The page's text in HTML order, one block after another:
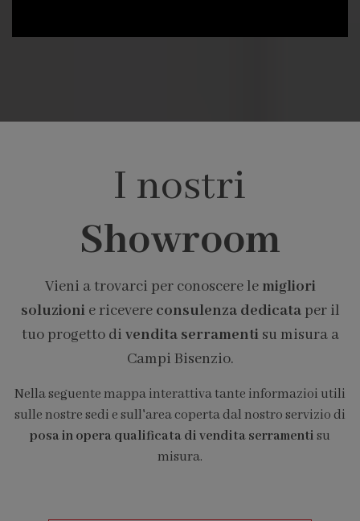
I nostri
Showroom
Vieni a trovarci per conoscere le migliori
soluzionie ricevere consulenza dedicataper il
tuo progetto di vendita serramentisu misura a
Campi Bisenzio.
Nella seguente mappa interattiva tante informazioi utili
sulle nostre sedi e sull'area coperta dal nostro servizio di
posa in opera qualificata di vendita serramentisu
misura.